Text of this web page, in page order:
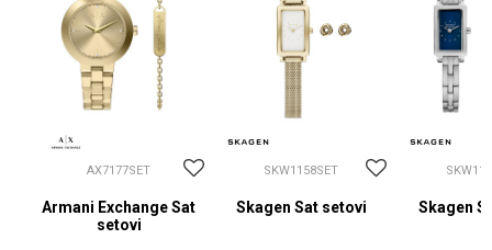
AX7177SET
Armani Exchange Sat
setovi
SKW1158SET
Skagen Sat setovi Skagen